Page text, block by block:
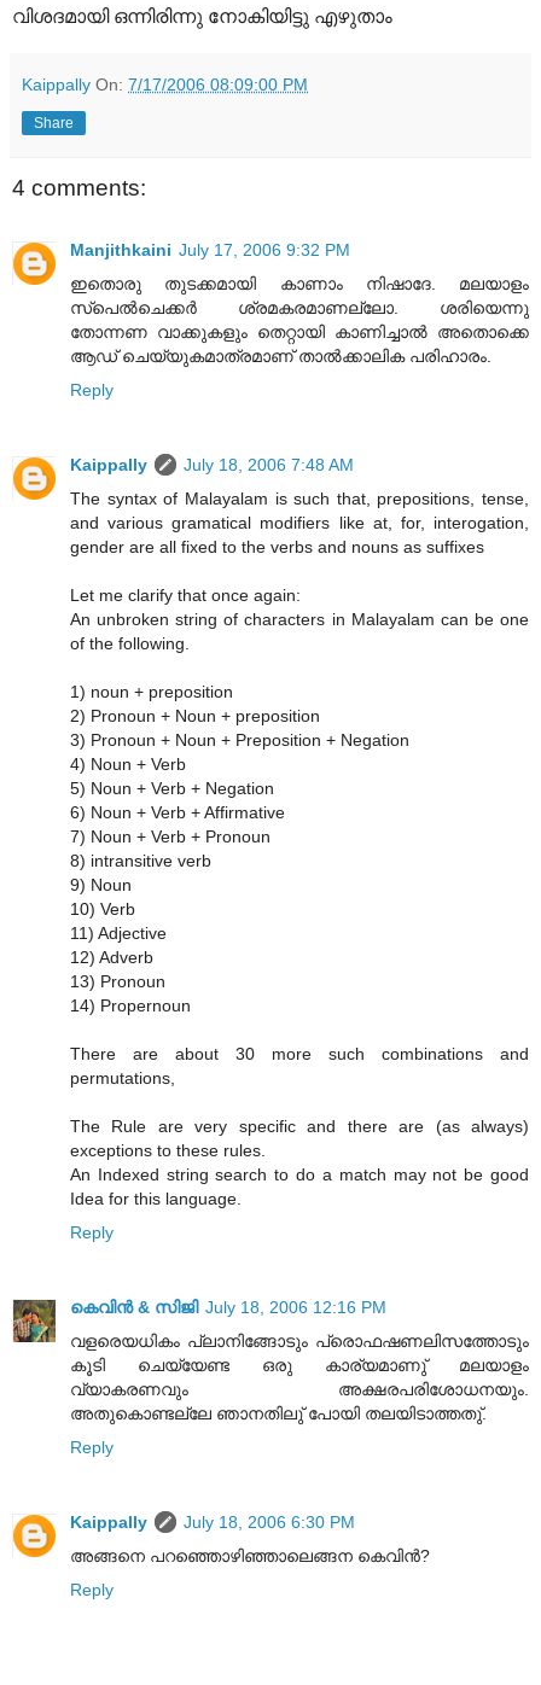
വിശദമായി ഒന്നിരിന്നു നോകിയിട്ടു എഴുതാം
Kaippally On: 7/17/2006 08:09:00 PM
Share
4 comments:
Manjithkaini July 17, 2006 9:32 PM
ഇതൊരു തുടക്കമായി കാണാം നിഷാദേ. മലയാളം
സ്പെല്‍ചെക്കര്‍ ശ്രമകരമാണല്ലോ. ശരിയെന്നു
തോന്നണ വാക്കുകളും തെറ്റായി കാണിച്ചാല്‍ അതൊക്കെ
ആഡ് ചെയ്യുകമാത്രമാണ് താല്‍ക്കാലിക പരിഹാരം.
Reply
Kaippally
July 18, 2006 7:48 AM
The syntax of Malayalam is such that, prepositions, tense,
and various gramatical modifiers like at, for, interogation,
gender are all fixed to the verbs and nouns as suffixes
Let me clarify that once again:
An unbroken string of characters in Malayalam can be one
of the following.
1) noun + preposition
2) Pronoun + Noun + preposition
3) Pronoun + Noun + Preposition + Negation
4) Noun + Verb
5) Noun + Verb + Negation
6) Noun + Verb + Affirmative
7) Noun + Verb + Pronoun
8) intransitive verb
9) Noun
10) Verb
11) Adjective
12) Adverb
13) Pronoun
14) Propernoun
There are about 30 more such combinations and
permutations,
The Rule are very specific and there are (as always)
exceptions to these rules.
An Indexed string search to do a match may not be good
Idea for this language.
Reply
കെവിൻ & സിജി July 18, 2006 12:16 PM
വളരെയധികം പ്ലാനിങ്ങോടും പ്രൊഫഷണലിസത്തോടും
കൂടി ചെയ്യേണ്ട ഒരു കാര്യമാണു് മലയാളം
വ്യാകരണവും അക്ഷരപരിശോധനയും.
അതുകൊണ്ടല്ലേ ഞാനതിലു് പോയി തലയിടാത്തതു്.
Reply
Kaippally
July 18, 2006 6:30 PM
അങ്ങനെ പറഞ്ഞൊഴിഞ്ഞാലെങ്ങന കെവിന്‍?
Reply